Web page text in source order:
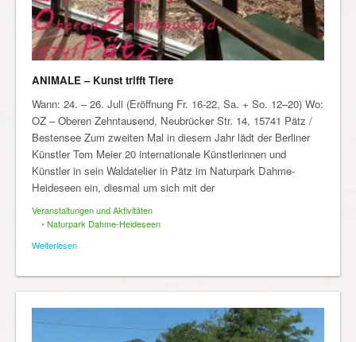
ANIMALE – Kunst trifft Tiere
Wann: 24. – 26. Juli (Eröffnung Fr. 16-22, Sa. + So. 12–20) Wo:
OZ – Oberen Zehntausend, Neubrücker Str. 14, 15741 Pätz /
Bestensee Zum zweiten Mal in diesem Jahr lädt der Berliner
Künstler Tom Meier 20 internationale Künstlerinnen und
Künstler in sein Waldatelier in Pätz im Naturpark Dahme-
Heideseen ein, diesmal um sich mit der
Veranstaltungen und Aktivitäten
• Naturpark Dahme-Heideseen
Weiterlesen